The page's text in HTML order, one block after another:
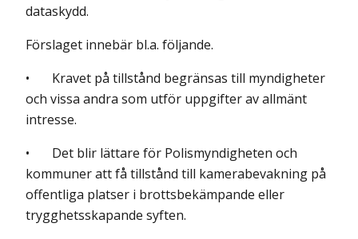
dataskydd.
Förslaget innebär bl.a. följande.
• Kravet på tillstånd begränsas till myndigheter
och vissa andra som utför uppgifter av allmänt
intresse.
• Det blir lättare för Polismyndigheten och
kommuner att få tillstånd till kamerabevakning på
offentliga platser i brottsbekämpande eller
trygghetsskapande syften.